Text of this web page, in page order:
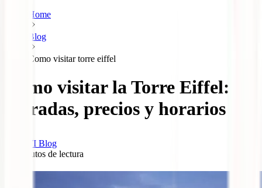
Home
Blog
Como visitar torre eiffel
Cómo visitar la Torre Eiffel:
entradas, precios y horarios
IATI Blog
minutos de lectura